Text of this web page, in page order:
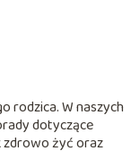
rodzica. W naszych
dotyczące
zdrowo żyć oraz